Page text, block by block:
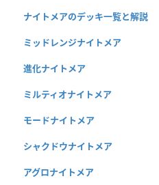
ナイトメアのデッキ一覧と解説
ミッドレンジナイトメア
進化ナイトメア
ミルティオナイトメア
モードナイトメア
シャクドウナイトメア
アグロナイトメア